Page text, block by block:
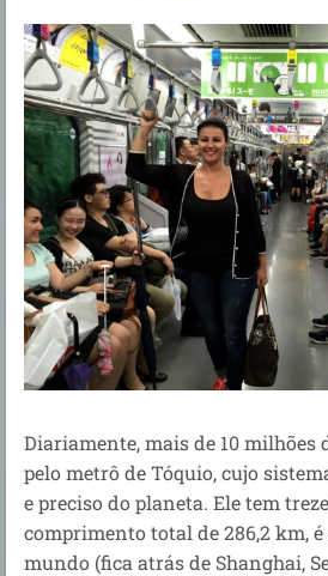
Diariamente, mais de 10 milhões
pelo metrô de Tóquio, cujo
e preciso do planeta. Ele tem
comprimento total de 286,2 km,
mundo (fica atrás de Shanghai,